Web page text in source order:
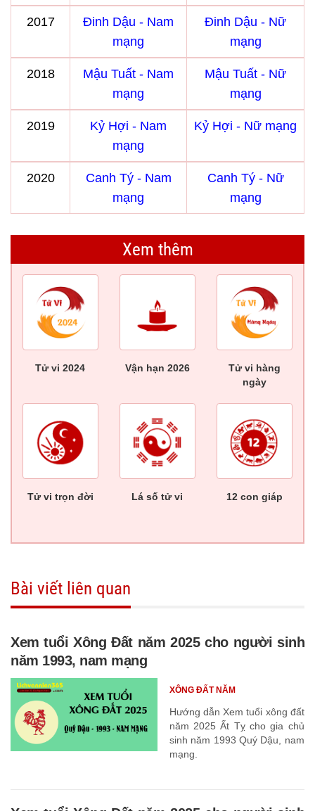
2017
Đinh Dậu - Nam
mạng
Đinh Dậu - Nữ
mạng
2018
Mậu Tuất - Nam
mạng
Mậu Tuất - Nữ
mạng
2019
Kỷ Hợi - Nam
mạng
Kỷ Hợi - Nữ mạng
2020
Canh Tý - Nam
mạng
Canh Tý - Nữ
mạng
Xem thêm
Tử vi 2024 Vận hạn 2026
Tử vi hàng
ngày
Tử vi trọn đời Lá số tử vi 12 con giáp
Bài viết liên quan
Xem tuổi Xông Đất năm 2025 cho người sinh
năm 1993, nam mạng
Hướng dẫn Xem tuổi xông đất
năm 2025 Ất Tỵ cho gia chủ
sinh năm 1993 Quý Dậu, nam
mạng.
XÔNG ĐẤT NĂM